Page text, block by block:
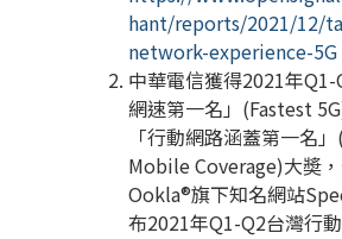
hant/reports/2021/12/
network-experience-5G
中華電信獲得2021年Q1-
網速第一名」 (Fastest
「行動網路涵蓋第一名」
Mobile Coverage)大奬
Ookla®旗下知名網站
布2021年Q1-Q2台灣行